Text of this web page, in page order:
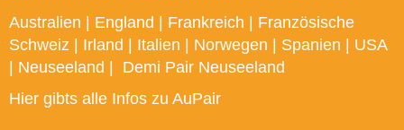
Australien England Frankreich
Französische
Schweiz
Irland Italien Norwegen Spanien
USA
Neuseeland
Demi Pair Neuseeland
Hier gibts alle Infos zu AuPair